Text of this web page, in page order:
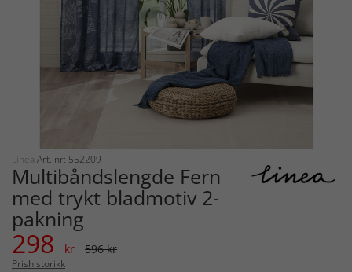
Linea Art. nr: 552209
Multibåndslengde Fern
med trykt bladmotiv 2-
pakning
298 kr 596 kr
Prishistorikk